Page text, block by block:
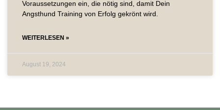
Voraussetzungen ein, die nötig sind, damit Dein
Angsthund Training von Erfolg gekrönt wird.
WEITERLESEN »
August 19, 2024